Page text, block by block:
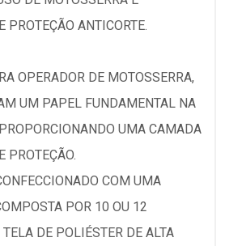
PROTEÇÃO ANTICORTE.
OPERADOR DE MOTOSSERRA,
UM PAPEL FUNDAMENTAL NA
UMA CAMADA
PROTEÇÃO.
COM UMA
POR 10 OU 12
DE POLIÉSTER DE ALTA